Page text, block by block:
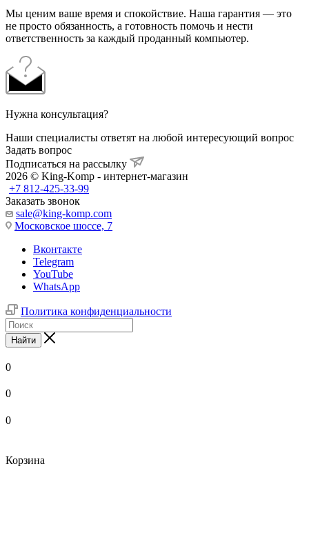
Мы ценим ваше время и спокойствие. Наша гарантия — это
не просто обязанность, а готовность помочь и нести
ответственность за каждый проданный компьютер.
Нужна консультация?
Наши специалисты ответят на любой интересующий вопрос
Задать вопрос
Подписаться на рассылку
2026 © King-Komp - интернет-магазин
+7 812-425-33-99
Заказать звонок
sale@king-komp.com
Московское шоссе, 7
Вконтакте
Telegram
YouTube
WhatsApp
Политика конфиденциальности
Найти
0
0
0
Корзина